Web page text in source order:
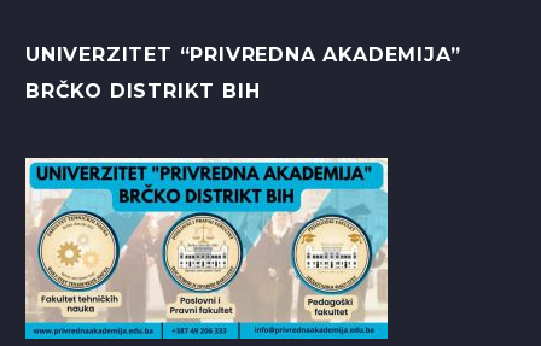
UNIVERZITET “PRIVREDNA AKADEMIJA”
BRČKO DISTRIKT BIH